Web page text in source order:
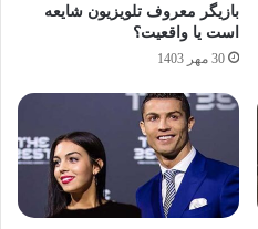
بازیگر معروف تلویزیون شایعه
است یا واقعیت؟
30 مهر 1403